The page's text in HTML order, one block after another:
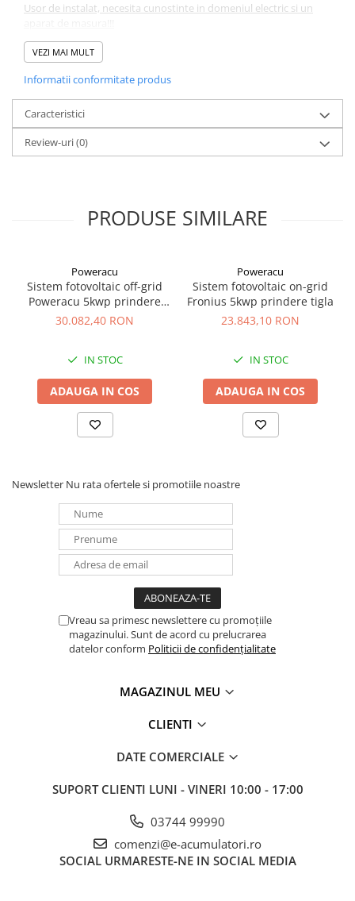
Usor de instalat, necesita cunostinte in domeniul electric si un
Garantia se activeaza prin trimiterea certificatului de PIF semnat
de un electrician autorizat ANRE.
Sistemul cuprinde:
12 buc xCanadian Solar
1buc xInvertor Pus Sinus MKS II 5K-48 5000VA 5000W
4buc xAcumulator VRLA Ultracell cu GEL 12V, 250Ah UCG250-
12
12 buc xBara Renusol VS+ Mounting rail 41 x 35 x 4200 mm
Tablou Vi-ko aplicat 6 posturi (VL-CS6A) sau similar
similar
2buc x Siguranta EATON PL7-C40/2-DC (Y7-264906) sau similar
15 set x Set conectori MC4 ( +/-) Solarmodul Prevent (SY-
CC4K))
VEZI MAI MULT
Informatii conformitate produs
Caracteristici
Review-uri(0)
PRODUSE SIMILARE
Poweracu
Sistem fotovoltaic off-grid
Poweracu 5kwp prindere
tabla
30.082,40 RON
IN STOC
ADAUGA IN COS
Poweracu
Sistem fotovoltaic on-grid
Fronius 5kwp prindere tigla
23.843,10 RON
IN STOC
ADAUGA IN COS
Newsletter Nu rata ofertele si promotiile noastre
Vreau sa primesc newslettere cu promoțiile
magazinului. Sunt de acord cu prelucrarea
datelor conform Politicii de confidențialitate
MAGAZINUL MEU
CLIENTI
DATE COMERCIALE
SUPORT CLIENTI LUNI - VINERI 10:00 - 17:00
03744 99990
comenzi@e-acumulatori.ro
SOCIAL URMARESTE-NE IN SOCIAL MEDIA